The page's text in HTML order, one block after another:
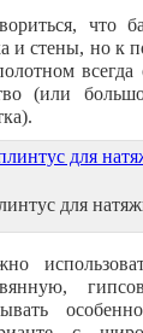
что
и стены, но к
всегда
(или
для